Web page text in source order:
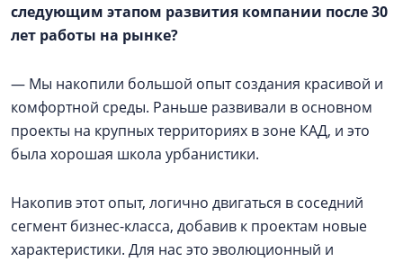
следующим этапом развития компании после 30
лет работы на рынке?
— Мы накопили большой опыт создания красивой и
комфортной среды. Раньше развивали в основном
проекты на крупных территориях в зоне КАД, и это
была хорошая школа урбанистики.
Накопив этот опыт, логично двигаться в соседний
сегмент бизнес-класса, добавив к проектам новые
характеристики. Для нас это эволюционный и